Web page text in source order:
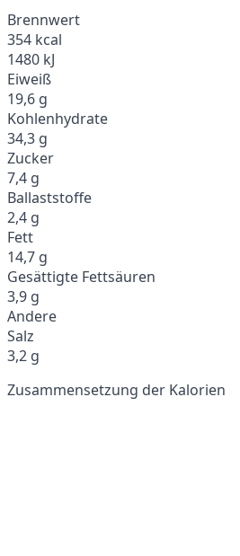
Brennwert
354 kcal
1480 kJ
Eiweiß
19,6 g
Kohlenhydrate
34,3 g
Zucker
7,4 g
Ballaststoffe
2,4 g
Fett
14,7 g
Gesättigte Fettsäuren
3,9 g
Andere
Salz
3,2 g
Zusammensetzung der Kalorien